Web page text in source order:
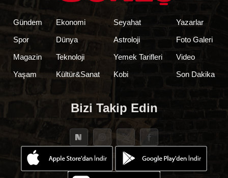
Gündem
Spor
Magazin
Yaşam
Ekonomi
Dünya
Teknoloji
Kültür&Sanat
Seyahat
Astroloji
Yemek Tarifleri
Kobi
Yazarlar
Foto Galeri
Video
Son Dakika
Bizi Takip Edin